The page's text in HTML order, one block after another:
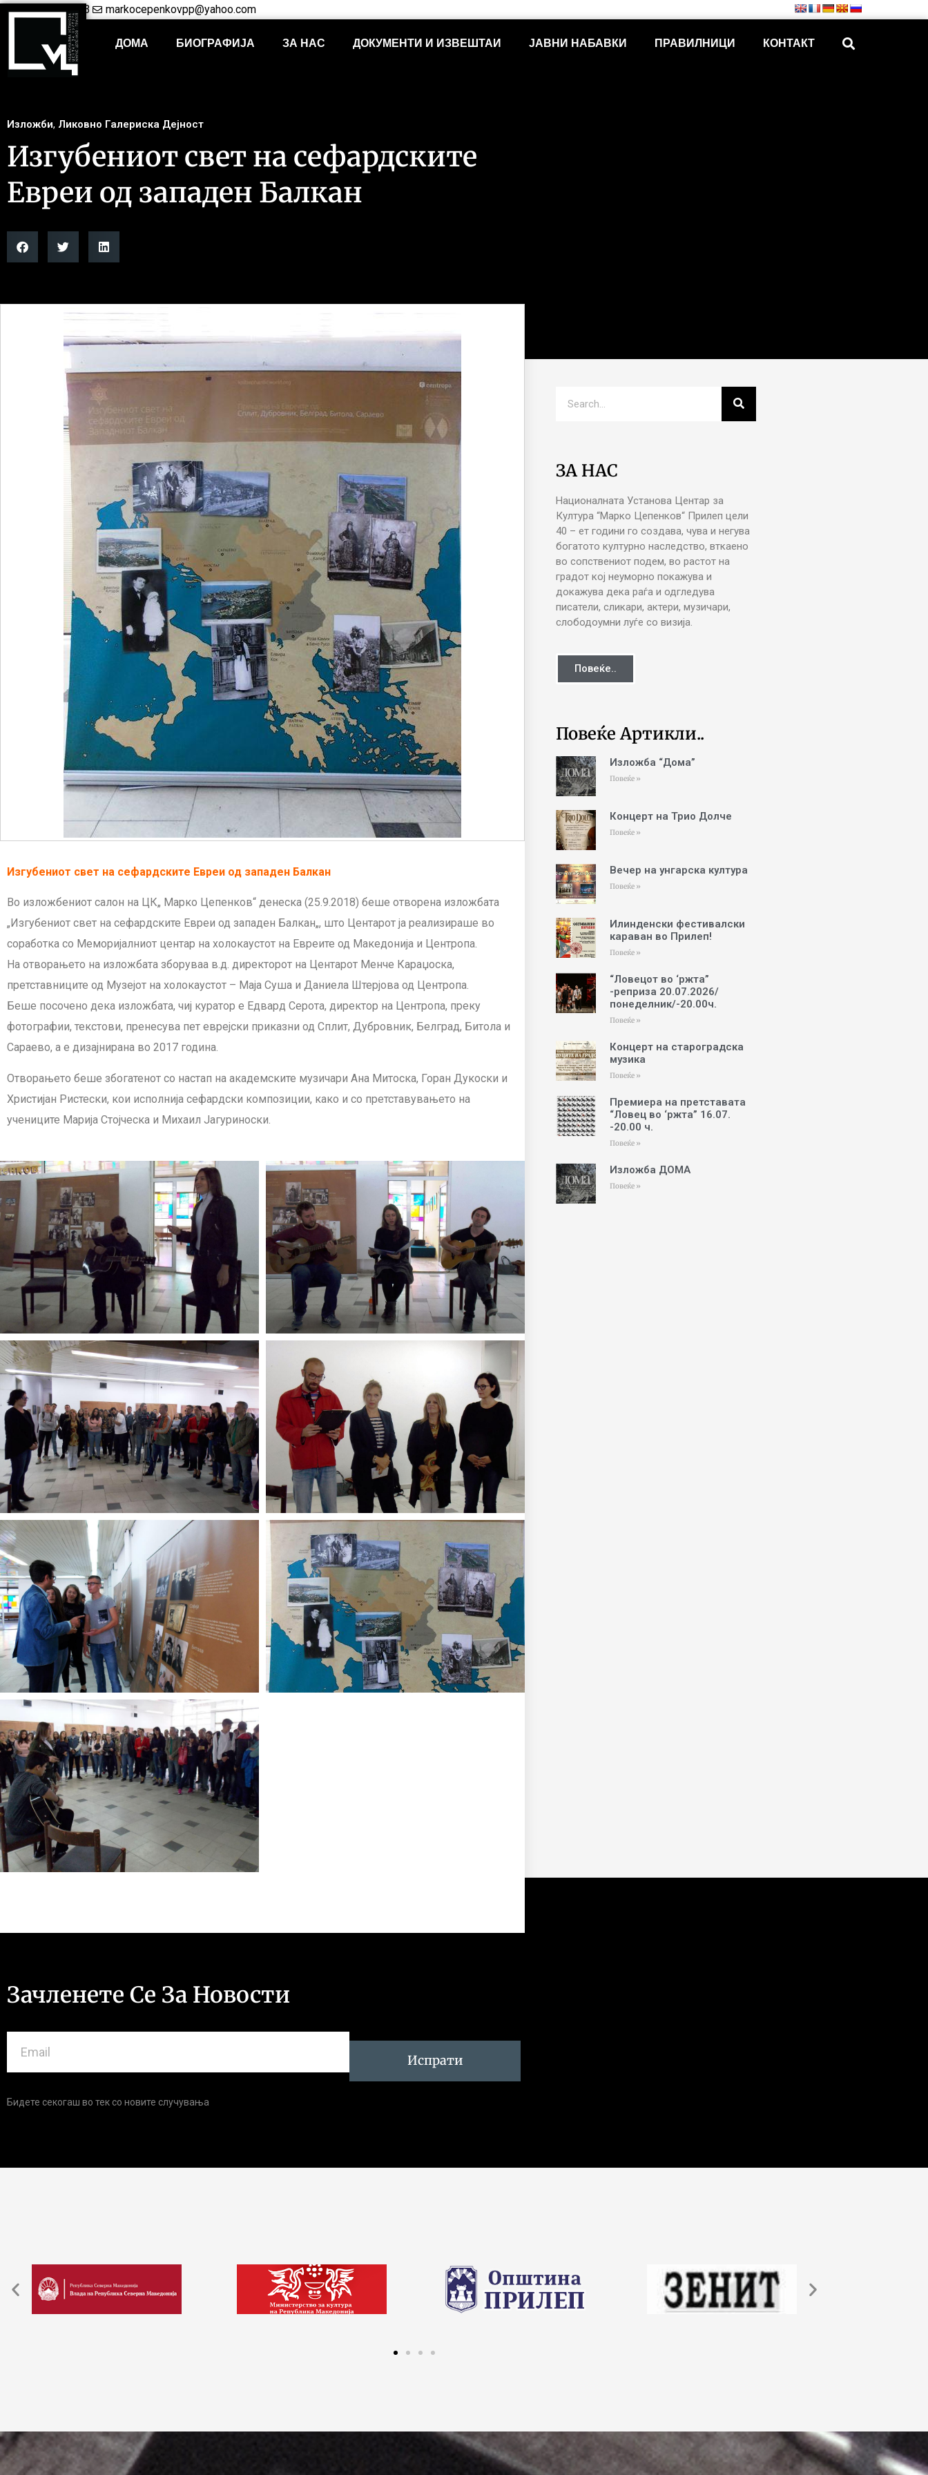
+38948421703 markocepenkovpp@yahoo.com
ДОМА БИОГРАФИЈА ЗА НАС ДОКУМЕНТИ И ИЗВЕШТАИ ЈАВНИ НАБАВКИ ПРАВИЛНИЦИ КОНТАКТ
Изложби, Ликовно Галериска Дејност
Изгубениот свет на сефардските
Евреи од западен Балкан
Изгубениот свет на сефардските Евреи од западен Балкан
Во изложбениот салон на ЦК„ Марко Цепенков“ денеска (25.9.2018) беше отворена изложбата
„Изгубениот свет на сефардските Евреи од западен Балкан„, што Центарот ја реализираше во
соработка со Меморијалниот центар на холокаустот на Евреите од Македонија и Центропа.
На отворањето на изложбата зборуваа в.д. директорот на Центарот Менче Караџоска,
претставниците од Музејот на холокаустот – Маја Суша и Даниела Штерјова од Центропа.
Беше посочено дека изложбата, чиј куратор е Едвард Серота, директор на Центропа, преку
фотографии, текстови, пренесува пет еврејски приказни од Сплит, Дубровник, Белград, Битола и
Сараево, а е дизајнирана во 2017 година.
Отворањето беше збогатенот со настап на академските музичари Ана Митоска, Горан Дукоски и
Христијан Ристески, кои исполнија сефардски композиции, како и со претставувањето на
учениците Марија Стојческа и Михаил Јагуриноски.
ЗА НАС
Националната Установа Центар за
Култура “Марко Цепенков“ Прилеп цели
40 – ет години го создава, чува и негува
богатото културно наследство, вткаено
во сопствениот подем, во растот на
градот кој неуморно покажува и
докажува дека раѓа и одгледува
писатели, сликари, актери, музичари,
слободоумни луѓе со визија.
Повеќе..
Повеќе Артикли..
Изложба “Дома”
Повеќе »
Концерт на Трио Долче
Повеќе »
Вечер на унгарска култура
Повеќе »
Илинденски фестивалски
караван во Прилеп!
Повеќе »
“Ловецот во ‘ржта”
-реприза 20.07.2026/
понеделник/-20.00ч.
Повеќе »
Концерт на староградска
музика
Повеќе »
Премиера на претставата
“Ловец во ‘ржта” 16.07.
-20.00 ч.
Повеќе »
Изложба ДОМА
Повеќе »
Зачленете Се За Новости
Испрати
Бидете секогаш во тек со новите случувања